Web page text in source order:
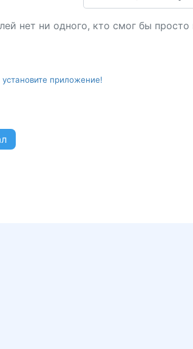
нет ни одного, кто смог бы
приложение!